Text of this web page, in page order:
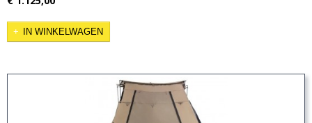
IN WINKELWAGEN